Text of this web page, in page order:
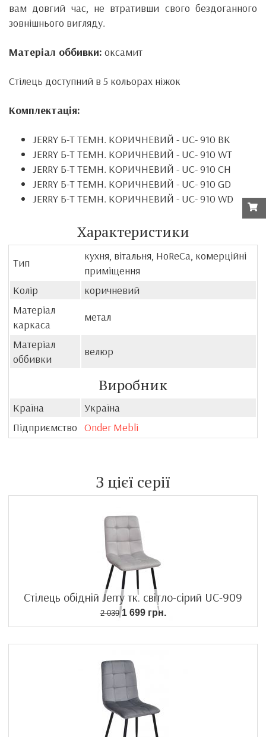
вам довгий час, не втративши свого бездоганного
зовнішнього вигляду.
Матеріал оббивки: оксамит
Стілець доступний в 5 кольорах ніжок
Комплектація:
JERRY Б-Т ТЕМН. КОРИЧНЕВИЙ - UC- 910 BK
JERRY Б-Т ТЕМН. КОРИЧНЕВИЙ - UC- 910 WT
JERRY Б-Т ТЕМН. КОРИЧНЕВИЙ - UC- 910 CH
JERRY Б-Т ТЕМН. КОРИЧНЕВИЙ - UC- 910 GD
JERRY Б-Т ТЕМН. КОРИЧНЕВИЙ - UC- 910 WD
Характеристики
Тип
кухня, вітальня, HoReCa, комерційні
приміщення
Колір
коричневий
Матеріал
каркаса
метал
Матеріал
оббивки
велюр
Виробник
Країна
Україна
Підприємство Onder Mebli
З цієї серії
Стілець обідній Jerry тк. світло-сірий UC-909
2 0391 699 грн.